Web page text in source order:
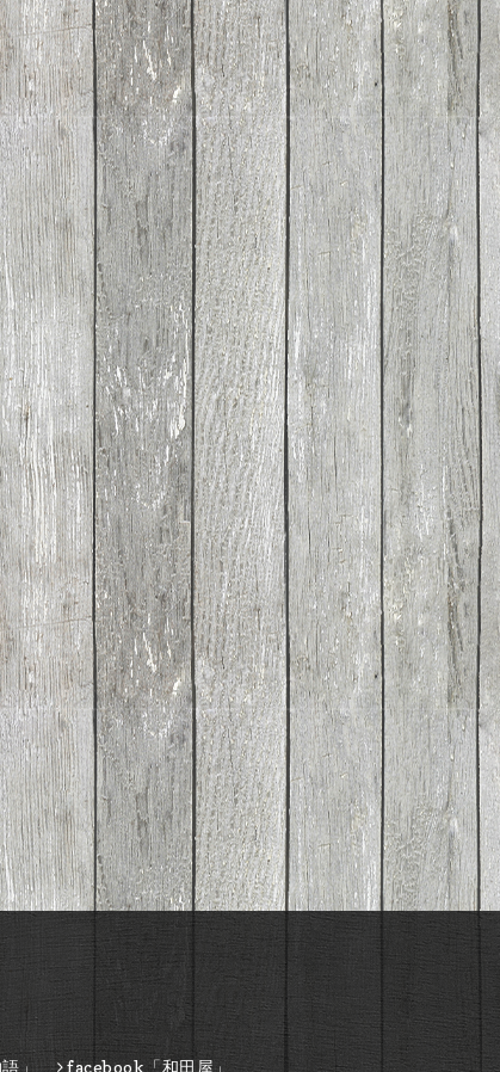
」 facebook「和田屋」